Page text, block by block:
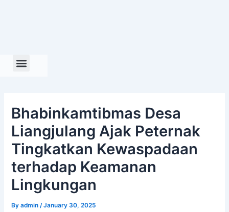
Bhabinkamtibmas Desa
Liangjulang Ajak Peternak
Tingkatkan Kewaspadaan
terhadap Keamanan
Lingkungan
Byadmin /January 30, 2025